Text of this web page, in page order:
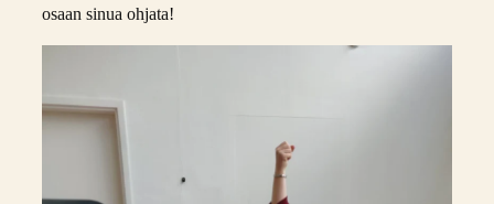
osaan sinua ohjata!